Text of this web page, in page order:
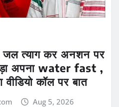
जल त्याग कर अनशन पर
अपना water fast ,
कॉल पर बात
Aug 5, 2026